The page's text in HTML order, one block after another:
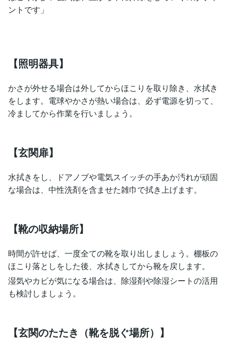
ントです」
【照明器具】
かさが外せる場合は外してからほこりを取り除き、水拭き
をします。電球やかさが熱い場合は、必ず電源を切って、
冷ましてから作業を行いましょう。
【玄関扉】
水拭きをし、ドアノブや電気スイッチの手あか汚れが頑固
な場合は、中性洗剤を含ませた雑巾で拭き上げます。
【靴の収納場所】
時間が許せば、一度全ての靴を取り出しましょう。棚板の
ほこり落としをした後、水拭きしてから靴を戻します。
湿気やカビが気になる場合は、除湿剤や除湿シートの活用
も検討しましょう。
【玄関のたたき（靴を脱ぐ場所）】